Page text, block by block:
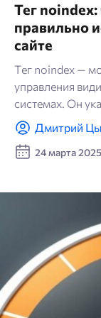
Тег noindex:
правильно
сайте
Тег noindex —
управления
системах. Он
Дмитрий
24 марта 2025